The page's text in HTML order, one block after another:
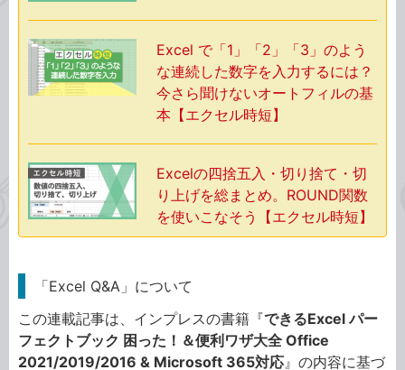
Excel で「1」「2」「3」のよう
な連続した数字を入力するには？
今さら聞けないオートフィルの基
本【エクセル時短】
Excelの四捨五入・切り捨て・切
り上げを総まとめ。ROUND関数
を使いこなそう【エクセル時短】
「Excel Q&A」について
この連載記事は、インプレスの書籍『できるExcel パー
フェクトブック 困った！＆便利ワザ大全 Office
2021/2019/2016 & Microsoft 365対応 』の内容に基づ